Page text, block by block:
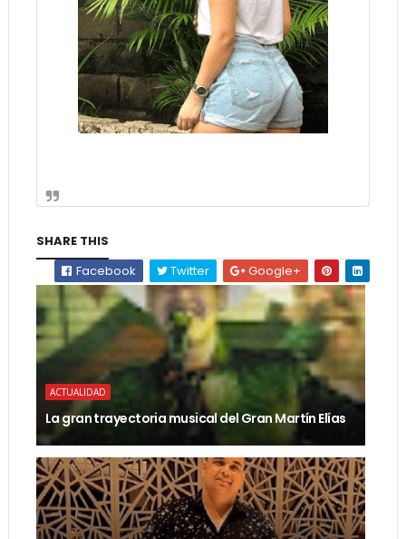
SHARE THIS
Facebook
Twitter Google+
ACTUALIDAD
La gran trayectoria musical del Gran Martín Elías